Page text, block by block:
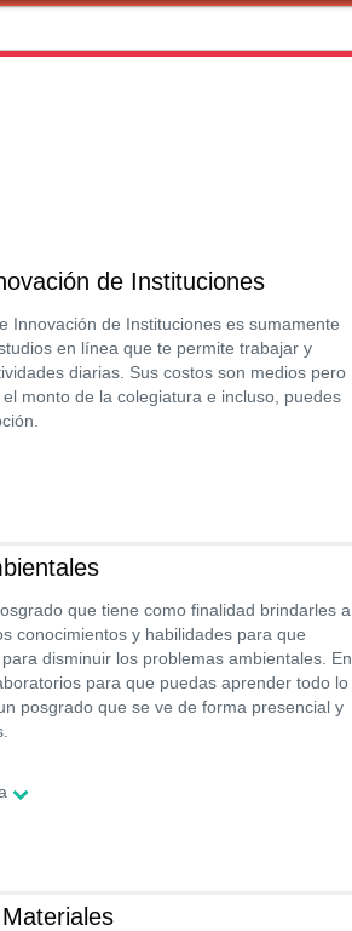
de Instituciones
Innovación de Instituciones es sumamente
en línea que te permite trabajar y
diarias. Sus costos son medios pero
monto de la colegiatura e incluso, puedes
que tiene como finalidad brindarles a
conocimientos y habilidades para que
disminuir los problemas ambientales. En
para que puedas aprender todo lo
posgrado que se ve de forma presencial y